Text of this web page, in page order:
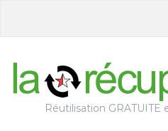
Réutilisation GRATUITE